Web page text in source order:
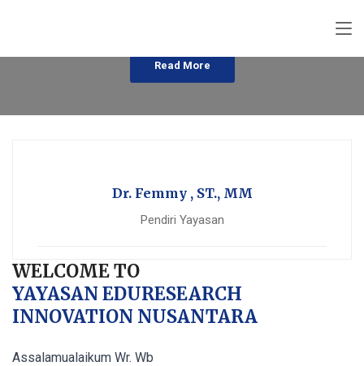
Read More
Dr. Femmy , ST., MM
Pendiri Yayasan
WELCOME TO
YAYASAN EDURESEARCH
INNOVATION NUSANTARA
Assalamualaikum Wr. Wb